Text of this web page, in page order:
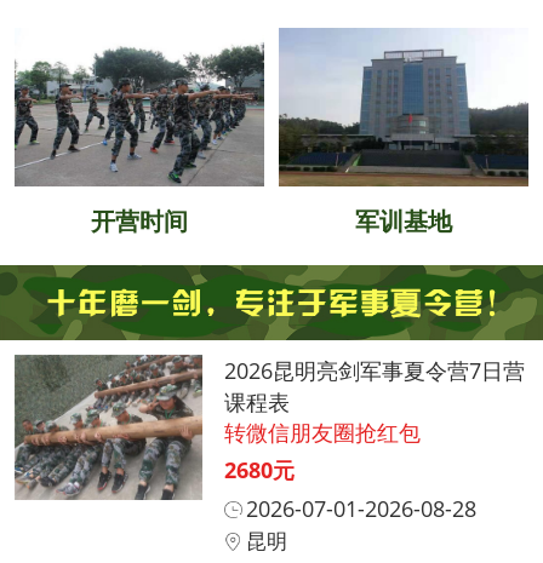
开营时间 军训基地
2026昆明亮剑军事夏令营7日营
课程表
转微信朋友圈抢红包
2680元
2026-07-01-2026-08-28
昆明